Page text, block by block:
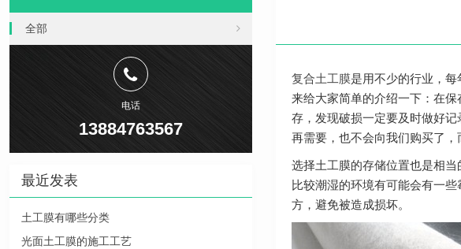
复合土工膜是用不少的行业，
来给大家简单的介绍一下：在
存，发现破损一定要及时做好
再需要，也不会向我们购买了
选择土工膜的存储位置也是相
比较潮湿的环境有可能会有一
方，避免被造成损坏。
全部
电话
13884763567
最近发表
土工膜有哪些分类
光面土工膜的施工工艺